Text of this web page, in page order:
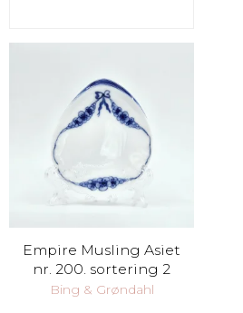
Empire Musling Asiet
nr. 200. sortering 2
Bing & Grøndahl